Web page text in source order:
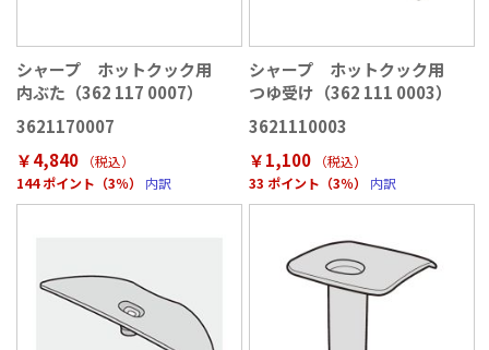
シャープ ホットクック用
内ぶた（362 117 0007）
3621170007
￥4,840
（税込）
144 ポイント（3％）
内訳
シャープ ホットクック用
つゆ受け（362 111 0003）
3621110003
￥1,100
（税込）
33 ポイント（3％）
内訳